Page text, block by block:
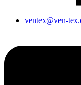
ventex@ven-